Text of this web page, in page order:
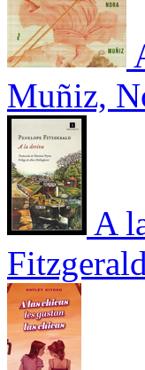
Muñiz,
A